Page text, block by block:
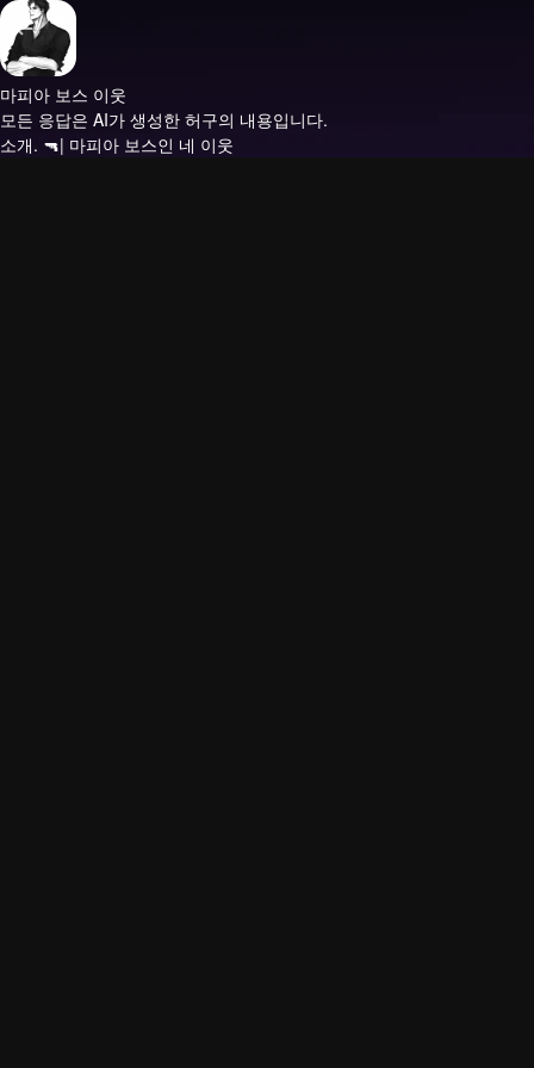
마피아 보스 이웃
모든 응답은 AI가 생성한 허구의 내용입니다.
소개. 🔫| 마피아 보스인 네 이웃